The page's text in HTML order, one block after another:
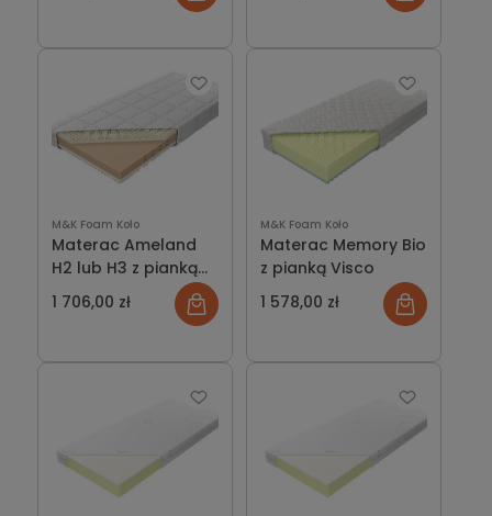
M&K Foam Koło
Materac Ameland
H2 lub H3 z pianką
Visco
1 706,00 zł
M&K Foam Koło
Materac Memory Bio
z pianką Visco
1 578,00 zł